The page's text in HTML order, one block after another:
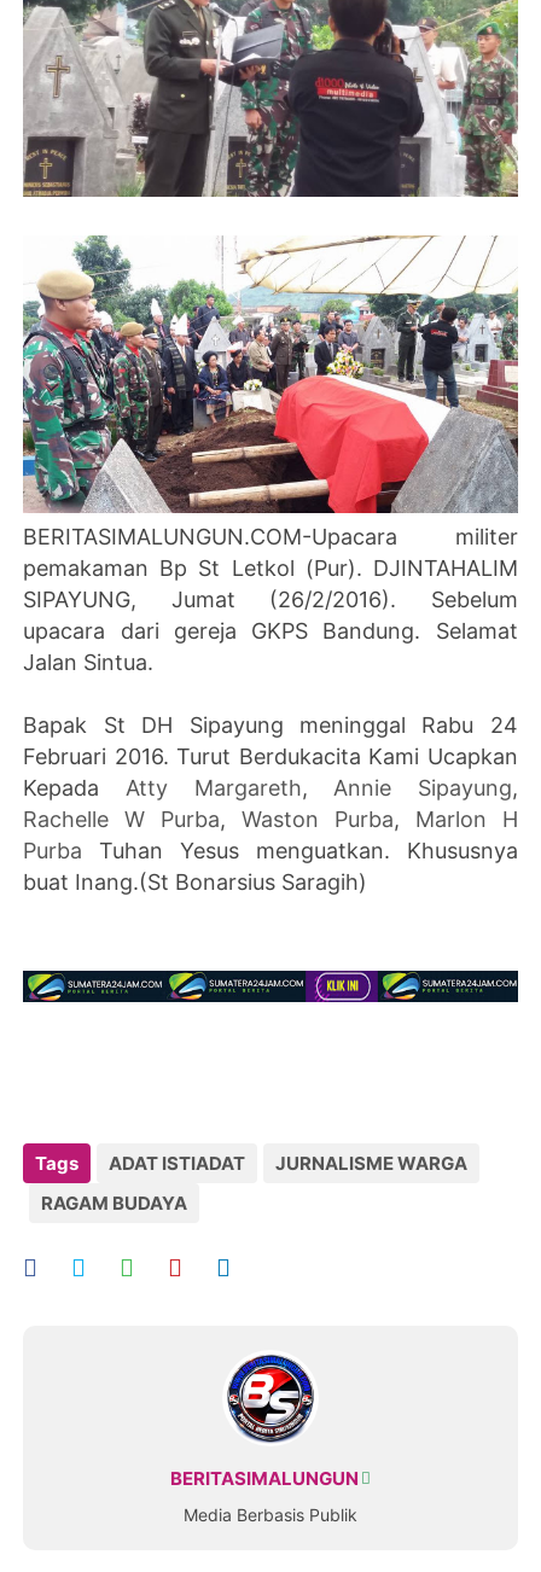
BERITASIMALUNGUN.COM-Upacara militer
pemakaman Bp St Letkol (Pur). DJINTAHALIM
SIPAYUNG, Jumat (26/2/2016). Sebelum
upacara dari gereja GKPS Bandung. Selamat
Jalan Sintua.
Bapak St DH Sipayung meninggal Rabu 24
Februari 2016. Turut Berdukacita Kami Ucapkan
Kepada Atty Margareth, Annie Sipayung,
Rachelle W Purba,Waston Purba, Marlon H
Purba Tuhan Yesus menguatkan. Khususnya
buat Inang.(St Bonarsius Saragih)
Tags ADAT ISTIADAT
JURNALISME WARGA
RAGAM BUDAYA
BERITASIMALUNGUN
Media Berbasis Publik